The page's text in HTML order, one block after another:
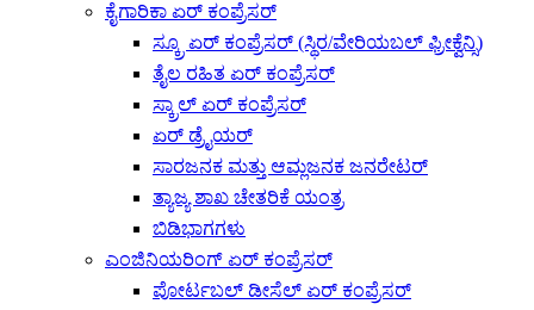
ಕೈಗಾರಿಕಾ ಏರ್ ಕಂಪ್ರೆಸರ್
ಸ್ಕ್ರೂ ಏರ್ ಕಂಪ್ರೆಸರ್ (ಸ್ಥಿರ/ವೇರಿಯಬಲ್ ಫ್ರೀಕ್ವೆನ್ಸಿ)
ತೈಲ ರಹಿತ ಏರ್ ಕಂಪ್ರೆಸರ್
ಸ್ಕ್ರಾಲ್ ಏರ್ ಕಂಪ್ರೆಸರ್
ಏರ್ ಡ್ರೈಯರ್
ಸಾರಜನಕ ಮತ್ತು ಆಮ್ಲಜನಕ ಜನರೇಟರ್
ತ್ಯಾಜ್ಯ ಶಾಖ ಚೇತರಿಕೆ ಯಂತ್ರ
ಬಿಡಿಭಾಗಗಳು
ಎಂಜಿನಿಯರಿಂಗ್ ಏರ್ ಕಂಪ್ರೆಸರ್
ಪೋರ್ಟಬಲ್ ಡೀಸೆಲ್ ಏರ್ ಕಂಪ್ರೆಸರ್